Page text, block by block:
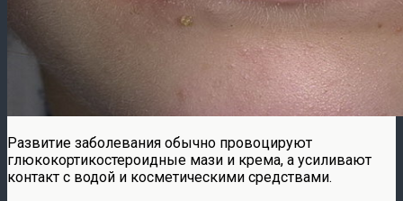
Развитие заболевания обычно провоцируют
глюкокортикостероидные мази и крема, а усиливают
контакт с водой и косметическими средствами.